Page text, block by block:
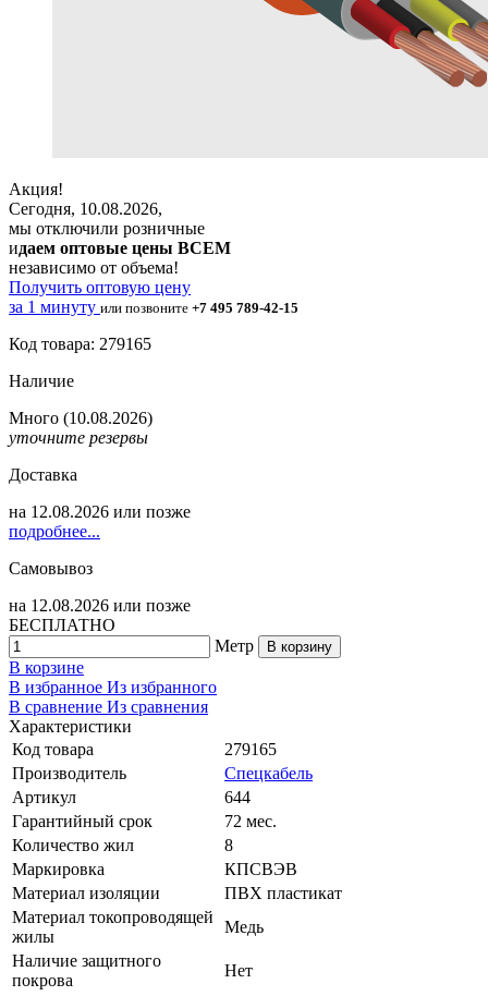
Акция!
Сегодня, 10.08.2026,
мы отключили розничные
идаем оптовые цены ВСЕМ
независимо от объема!
Получить оптовую цену
за 1 минуту или позвоните +7 495 789-42-15
Код товара: 279165
Наличие
Много (10.08.2026)
уточните резервы
Доставка
на 12.08.2026 или позже
подробнее...
Самовывоз
на 12.08.2026 или позже
БЕСПЛАТНО
Метр
В корзину
В корзине
В избранное Из избранного
В сравнение Из сравнения
Характеристики
Код товара
279165
Производитель
Спецкабель
Артикул
644
Гарантийный срок
72 мес.
Количество жил
8
Маркировка
КПСВЭВ
Материал изоляции
ПВХ пластикат
Материал токопроводящей
жилы
Медь
Наличие защитного
покрова
Нет